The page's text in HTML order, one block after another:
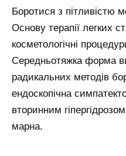
Боротися з пітливістю
Основу терапії легких
косметологічні
Середньотяжка форма
радикальних методів
ендоскопічна
вторинним
марна.